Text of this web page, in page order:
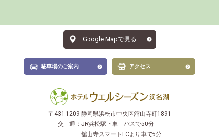
Google Mapで見る
駐車場のご案内 アクセス
〒431-1209 静岡県浜松市中央区舘山寺町1891
交 通： JR浜松駅下車 バスで50分
舘山寺スマートI.Cより車で5分